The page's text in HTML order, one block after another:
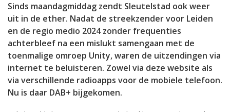
Sinds maandagmiddag zendt Sleutelstad ook weer
uit in de ether. Nadat de streekzender voor Leiden
en de regio medio 2024 zonder frequenties
achterbleef na een mislukt samengaan met de
toenmalige omroep Unity, waren de uitzendingen via
internet te beluisteren. Zowel via deze website als
via verschillende radioapps voor de mobiele telefoon.
Nu is daar DAB+ bijgekomen.